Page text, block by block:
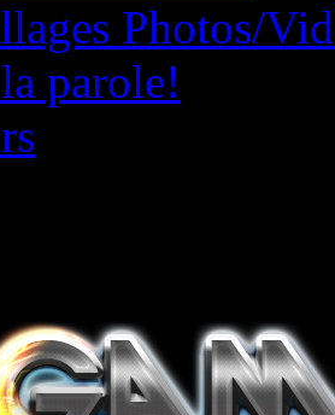
Photos/
parole!